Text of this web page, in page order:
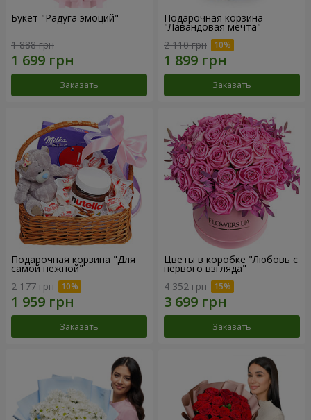
Букет "Радуга эмоций"
1 888 грн
Заказать
Подарочная корзина
"Лавандовая мечта"
2 110 грн
Заказать
Подарочная корзина "Для
самой нежной"
2 177 грн
Заказать
Цветы в коробке "Любовь с
первого взгляда"
4 352 грн
Заказать